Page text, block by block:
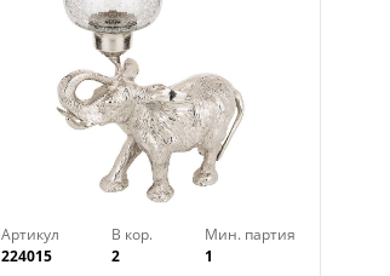
Артикул
224015
В кор.
2
Мин. партия
1